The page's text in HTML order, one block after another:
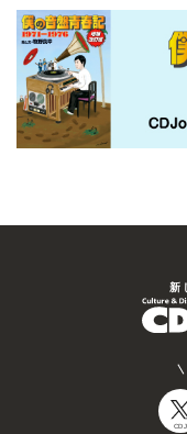
新
CDJ